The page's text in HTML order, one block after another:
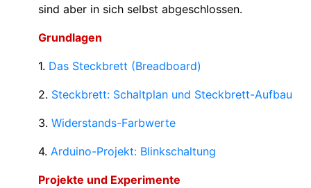
sind aber in sich selbst abgeschlossen.
Grundlagen
1. Das Steckbrett (Breadboard)
2. Steckbrett: Schaltplan und Steckbrett-Aufbau
3. Widerstands-Farbwerte
4. Arduino-Projekt: Blinkschaltung
Projekte und Experimente